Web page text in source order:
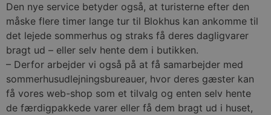
Den nye service betyder også, at turisterne efter den
måske flere timer lange tur til Blokhus kan ankomme til
det lejede sommerhus og straks få deres dagligvarer
bragt ud – eller selv hente dem i butikken.
– Derfor arbejder vi også på at få samarbejder med
sommerhusudlejningsbureauer, hvor deres gæster kan
få vores web-shop som et tilvalg og enten selv hente
de færdigpakkede varer eller få dem bragt ud i huset,